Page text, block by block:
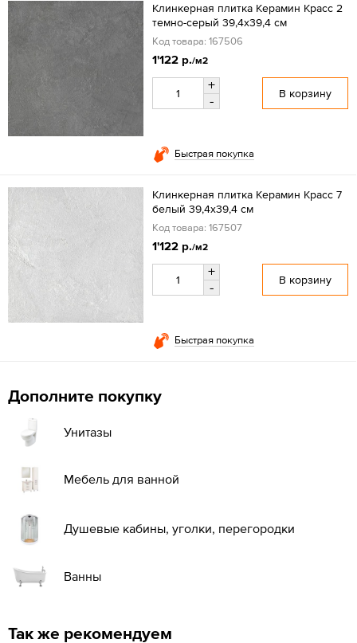
Клинкерная плитка Керамин Красс 2
темно-серый 39,4x39,4 см
Код товара: 167506
1'122 р./м2
+
-
В корзину
Быстрая покупка
Клинкерная плитка Керамин Красс 7
белый 39,4x39,4 см
Код товара: 167507
1'122 р./м2
+
-
В корзину
Быстрая покупка
Дополните покупку
Унитазы
Мебель для ванной
Душевые кабины, уголки, перегородки
Ванны
Так же рекомендуем